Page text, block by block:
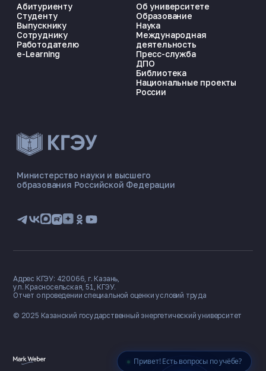
Привет! Есть вопросы по учёбе?
ЭНЕРГОКОД — ПОМОЩНИК КГЭУ
📋 Приёмная комиссия
🏠 Общежитие
Министерство науки и высшего
образования Российской Федерации
Абитуриенту
Студенту
Выпускнику
Сотруднику
Работодателю
e-Learning
Об университете
Образование
Наука
Международная
деятельность
Пресс-служба
ДПО
Библиотека
Национальные проекты
России
© 2025 Казанский государственный энергетический университет
Адрес КГЭУ: 420066, г. Казань,
ул. Красносельская, 51, КГЭУ.
Отчет о проведении специальной оценки условий труда